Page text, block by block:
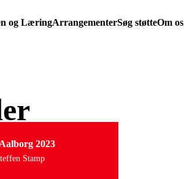
og LæringArrangementerSøg støtteOm os
2023
Stamp